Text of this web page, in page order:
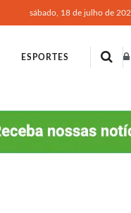
sábado, 18 de julho de
ESPORTES